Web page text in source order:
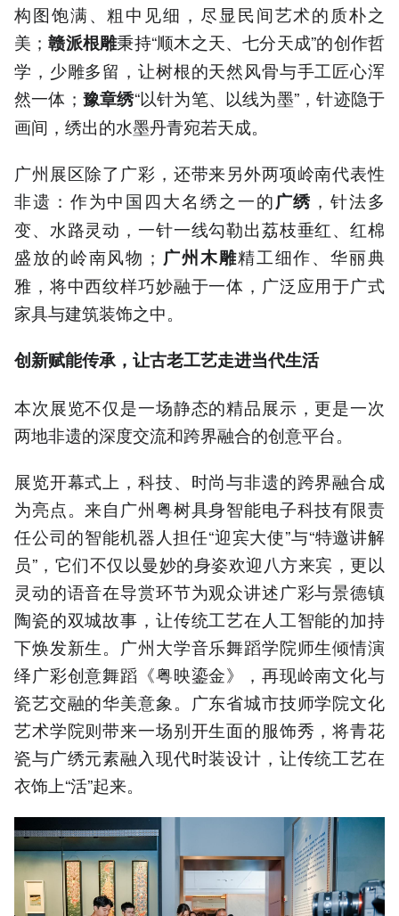
构图饱满、粗中见细，尽显民间艺术的质朴之
美；赣派根雕秉持“顺木之天、七分天成”的创作哲
学，少雕多留，让树根的天然风骨与手工匠心浑
然一体； 豫章绣“以针为笔、以线为墨”，针迹隐于
画间，绣出的水墨丹青宛若天成。
广州展区除了广彩，还带来另外两项岭南代表性
非遗：作为中国四大名绣之一的广绣 ，针法多
变、水路灵动，一针一线勾勒出荔枝垂红、红棉
盛放的岭南风物； 广州木雕精工细作、华丽典
雅，将中西纹样巧妙融于一体，广泛应用于广式
家具与建筑装饰之中。
创新赋能传承，让古老工艺走进当代生活
本次展览不仅是一场静态的精品展示，更是一次
两地非遗的深度交流和跨界融合的创意平台。
展览开幕式上，科技、时尚与非遗的跨界融合成
为亮点。来自广州粤树具身智能电子科技有限责
任公司的智能机器人担任“迎宾大使”与“特邀讲解
员”，它们不仅以曼妙的身姿欢迎八方来宾，更以
灵动的语音在导赏环节为观众讲述广彩与景德镇
陶瓷的双城故事，让传统工艺在人工智能的加持
下焕发新生。广州大学音乐舞蹈学院师生倾情演
绎广彩创意舞蹈《粤映鎏金》，再现岭南文化与
瓷艺交融的华美意象。广东省城市技师学院文化
艺术学院则带来一场别开生面的服饰秀，将青花
瓷与广绣元素融入现代时装设计，让传统工艺在
衣饰上“活”起来。